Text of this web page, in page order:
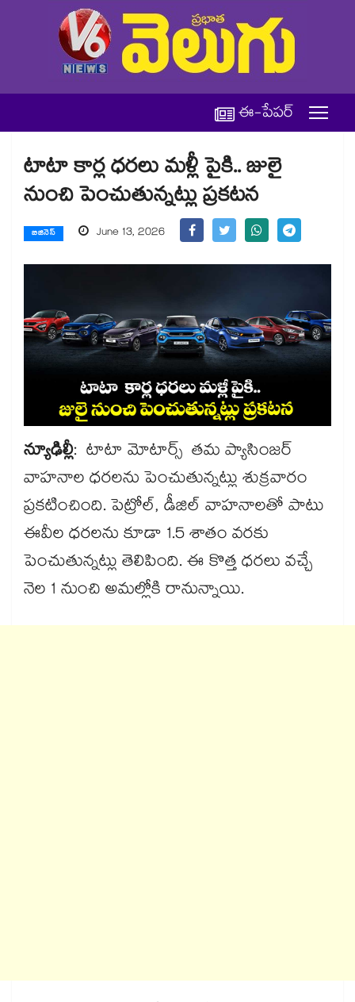
ఈ-పేపర్
టాటా కార్ల ధరలు మళ్లీ పైకి.. జులై
నుంచి పెంచుతున్నట్లు ప్రకటన
బిజినెస్ June 13, 2026
న్యూఢిల్లీ: టాటా మోటార్స్ తమ ప్యాసింజర్
వాహనాల ధరలను పెంచుతున్నట్లు శుక్రవారం
ప్రకటించింది. పెట్రోల్, డీజిల్ వాహనాలతో పాటు
ఈవీల ధరలను కూడా 1.5 శాతం వరకు
పెంచుతున్నట్లు తెలిపింది. ఈ కొత్త ధరలు వచ్చే
నెల 1 నుంచి అమల్లోకి రానున్నాయి.